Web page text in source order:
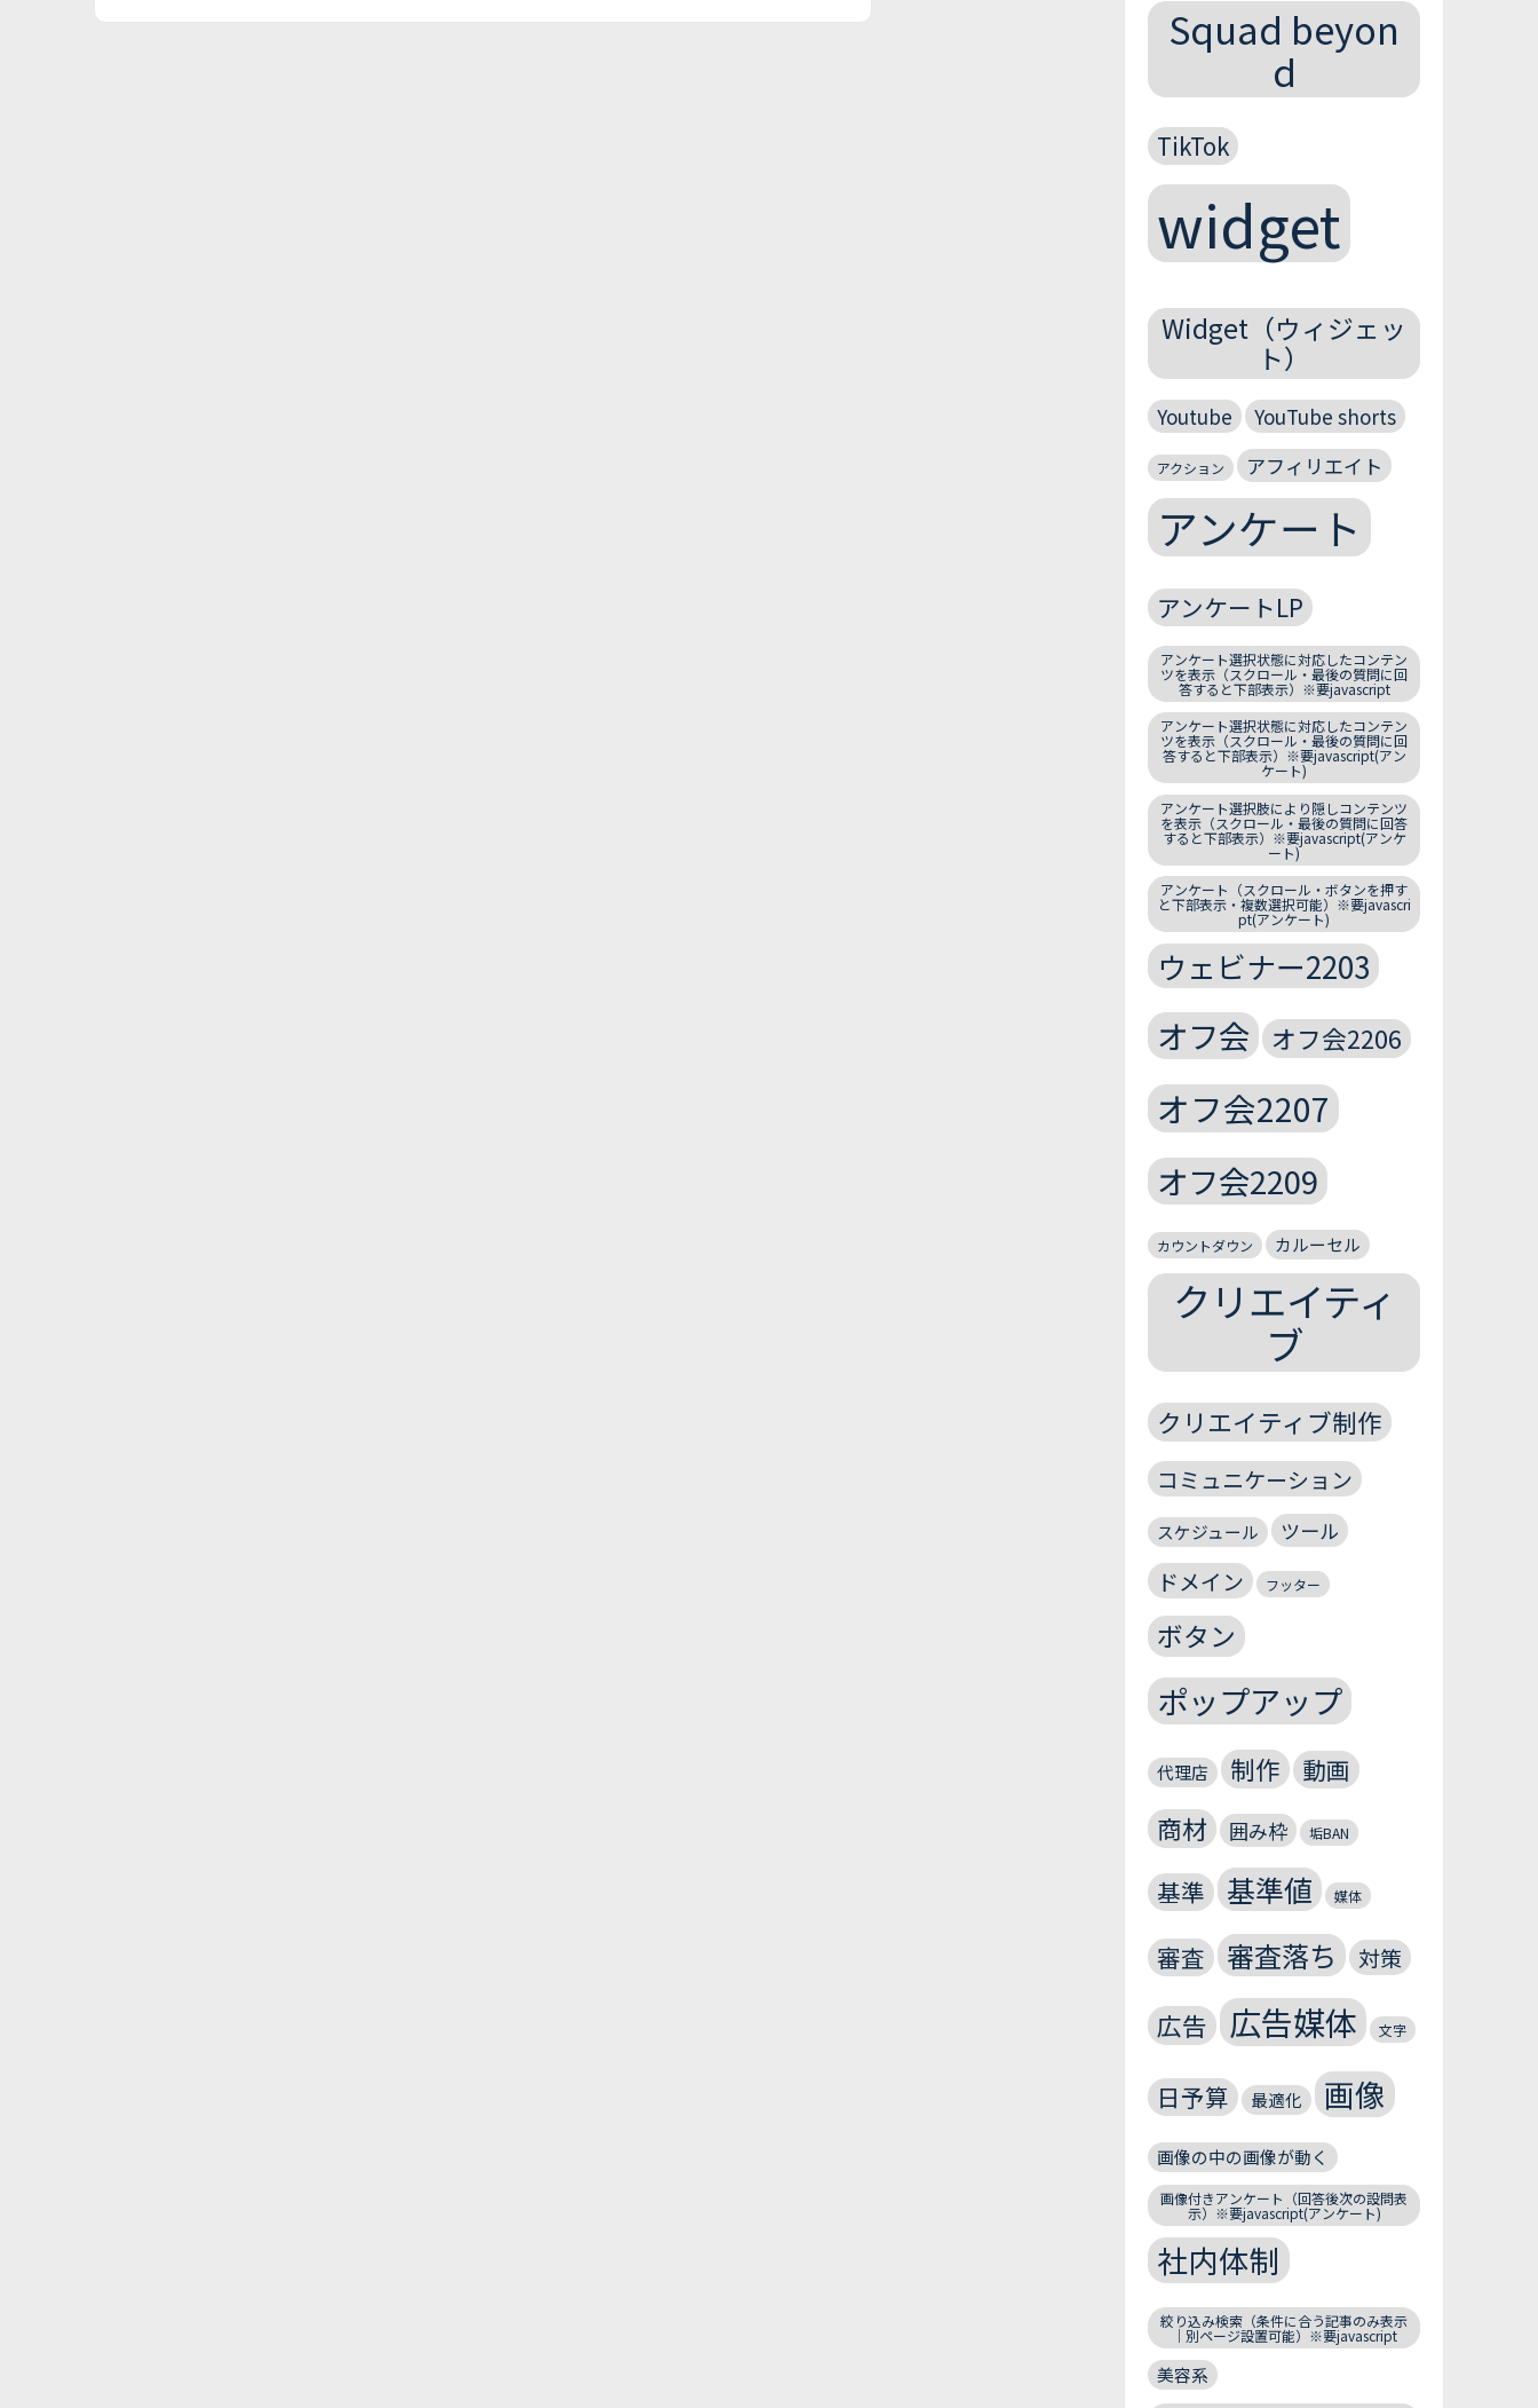
Squad beyon
d
TikTok
widget
Widget（ウィジェッ
ト）
Youtube YouTube shorts
アクション アフィリエイト
アンケート
アンケートLP
アンケート選択状態に対応したコンテン
ツを表示（スクロール・最後の質問に回
答すると下部表示）※要javascript
アンケート選択状態に対応したコンテン
ツを表示（スクロール・最後の質問に回
答すると下部表示）※要javascript(アン
ケート)
アンケート選択肢により隠しコンテンツ
を表示（スクロール・最後の質問に回答
すると下部表示）※要javascript(アンケ
ート)
アンケート（スクロール・ボタンを押す
と下部表示・複数選択可能）※要javascri
pt(アンケート)
ウェビナー2203
オフ会 オフ会2206
オフ会2207
オフ会2209
カウントダウン カルーセル
クリエイティ
ブ
クリエイティブ制作
コミュニケーション
スケジュール ツール
ドメイン フッター
ボタン
ポップアップ
代理店 制作 動画
商材 囲み枠 垢BAN
基準 基準値 媒体
審査 審査落ち 対策
広告 広告媒体 文字
日予算 最適化 画像
画像の中の画像が動く
画像付きアンケート（回答後次の設問表
示）※要javascript(アンケート)
社内体制
絞り込み検索（条件に合う記事のみ表示
｜別ページ設置可能）※要javascript
美容系